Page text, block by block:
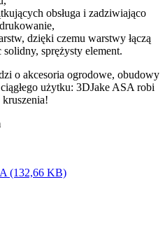
obsługa i zadziwiająco
dzięki czemu warstwy łączą
solidny, sprężysty element.
o akcesoria ogrodowe, obudowy
użytku: 3DJake ASA robi
(132,66 KB)